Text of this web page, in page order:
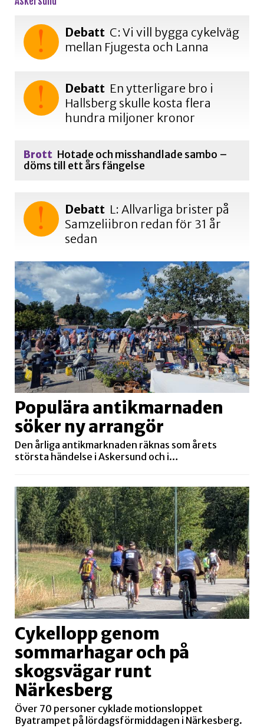
Debatt C: Vi vill bygga cykelväg
mellan Fjugesta och Lanna
Debatt En ytterligare bro i
Hallsberg skulle kosta flera
hundra miljoner kronor
Brott Hotade och misshandlade sambo –
döms till ett års fängelse
Debatt L: Allvarliga brister på
Samzeliibron redan för 31 år
sedan
Populära antikmarnaden
söker ny arrangör
Den årliga antikmarknaden räknas som årets
största händelse i Askersund och i…
Cykellopp genom
sommarhagar och på
skogsvägar runt
Närkesberg
Över 70 personer cyklade motionsloppet
Byatrampet på lördagsförmiddagen i Närkesberg.